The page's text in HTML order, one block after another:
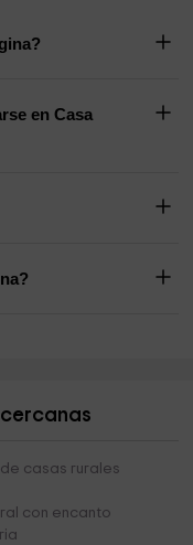
en Casa
casas rurales
con encanto